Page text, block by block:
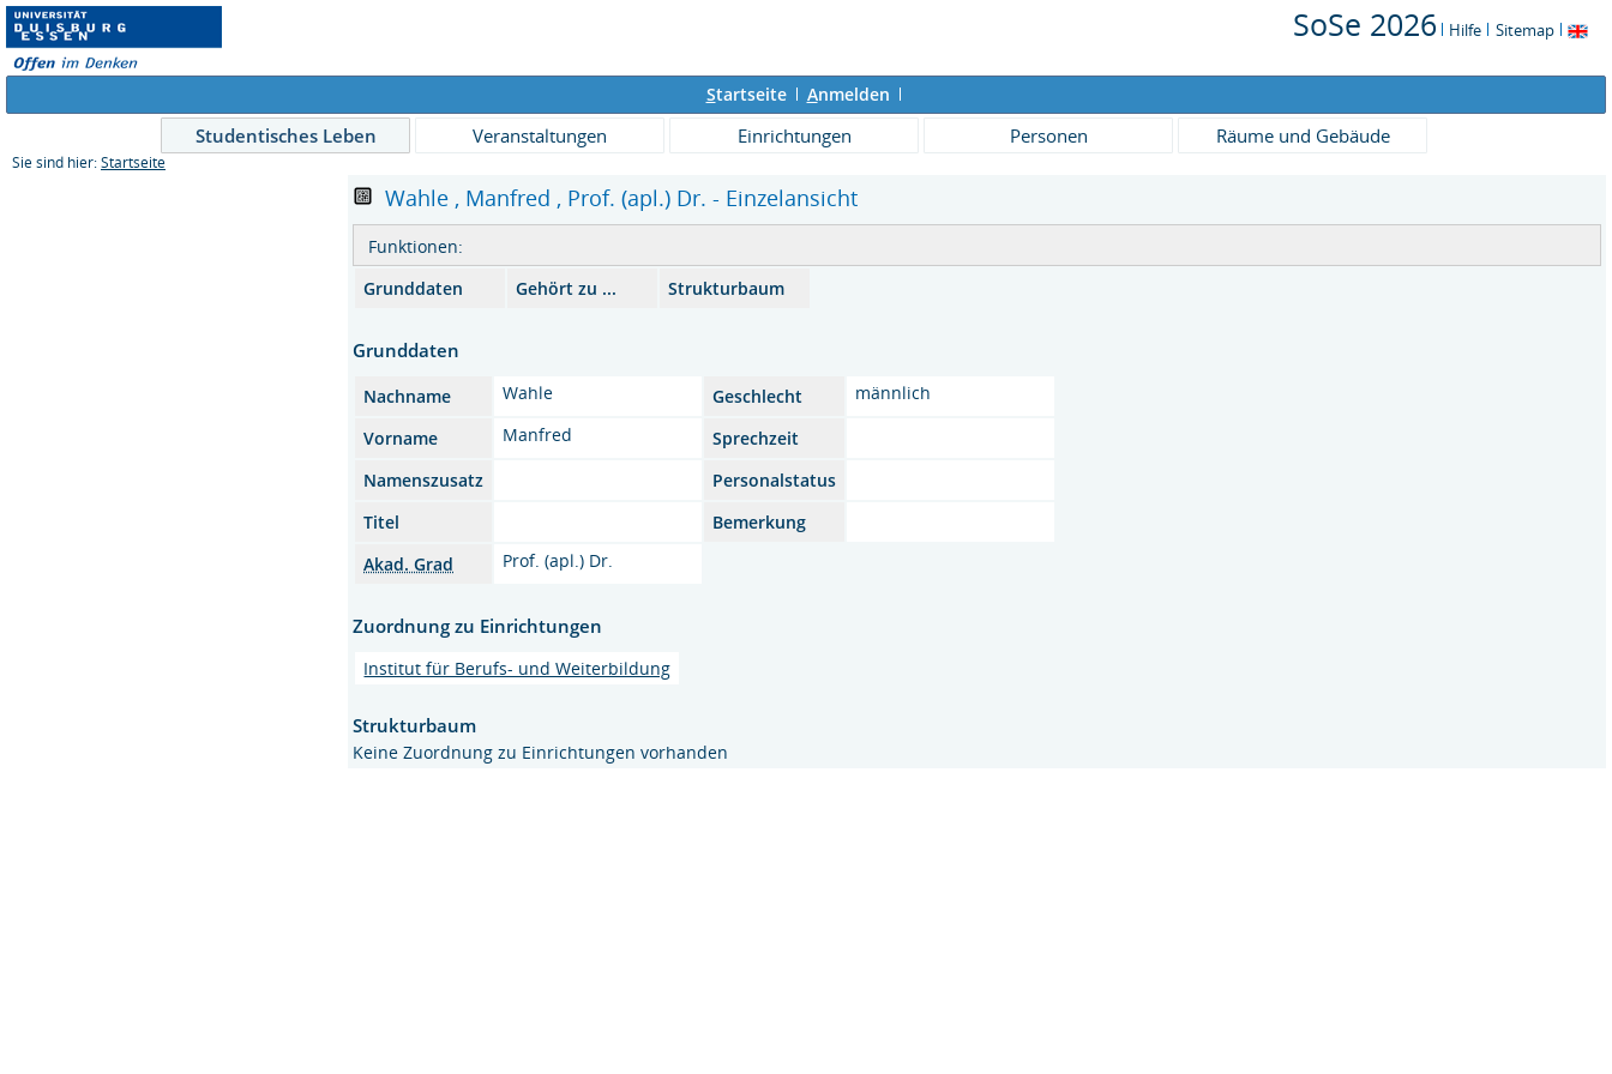
SoSe 2026 Hilfe Sitemap
Startseite Anmelden
Studentisches Leben Veranstaltungen Einrichtungen Personen Räume und Gebäude
Sie sind hier: Startseite
Wahle , Manfred , Prof. (apl.) Dr. - Einzelansicht
Funktionen:
Grunddaten
Gehört zu ... Strukturbaum
Grunddaten
Nachname Wahle Geschlecht
männlich
Vorname
Manfred
Sprechzeit
Namenszusatz
Personalstatus
Titel
Bemerkung
Akad. Grad
Prof. (apl.) Dr.
Zuordnung zu Einrichtungen
Institut für Berufs- und Weiterbildung
Strukturbaum
Keine Zuordnung zu Einrichtungen vorhanden